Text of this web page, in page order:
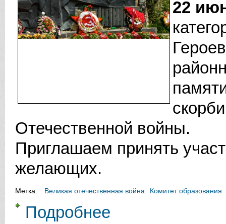
22
Отечественной войны.
Приглашаем принять
желающих.
Метка: Великая отечественная война Комитет образования
Подробнее